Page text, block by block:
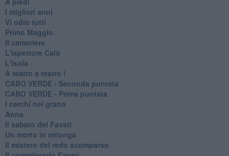
I migliori anni
Vi odio tutti
Primo Maggio
Il cameriere
L'ispettore Calò
L'isola
A teatro a teatro !
CABO VERDE - Seconda puntata
CABO VERDE - Prima puntata
I cerchi nel grano
Anna
Il sabato del Favati
Un morto in milonga
Il mistero del redo scomparso